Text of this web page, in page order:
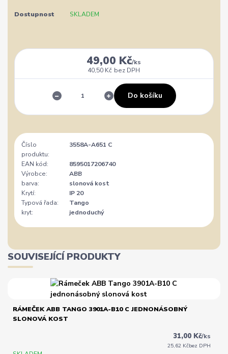
Dostupnost SKLADEM
49,00 Kč/ks
40,50 Kč bez DPH
Do košíku
Číslo
produktu:
3558A-A651 C
EAN kód:
8595017206740
Výrobce:
ABB
barva:
slonová kost
Krytí:
IP 20
Typová řada:
Tango
kryt:
jednoduchý
SOUVISEJÍCÍ PRODUKTY
RÁMEČEK ABB TANGO 3901A-B10 C JEDNONÁSOBNÝ
SLONOVÁ KOST
31,00 Kč/ks
25,62 Kčbez DPH